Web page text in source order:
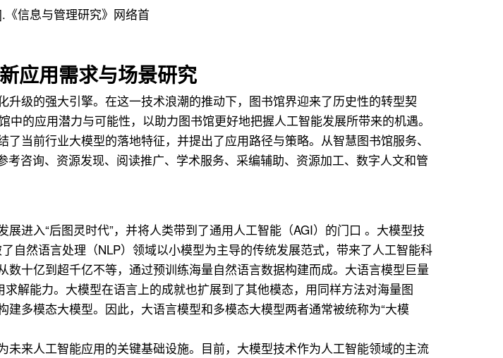
信息与管理研究》网络首
应用需求与场景研究
升级的强大引擎。在这一技术浪潮的推动下，图书馆界迎来了历史性的转型契
的应用潜力与可能性，以助力图书馆更好地把握人工智能发展所带来的机遇。
当前行业大模型的落地特征，并提出了应用路径与策略。从智慧图书馆服务、
咨询、资源发现、阅读推广、学术服务、采编辅助、资源加工、数字人文和管
进入“后图灵时代”，并将人类带到了通用人工智能（AGI）的门口 。大模型技
自然语言处理（NLP）领域以小模型为主导的传统发展范式，带来了人工智能科
十亿到超千亿不等，通过预训练海量自然语言数据构建而成。大语言模型巨量
解能力。大模型在语言上的成就也扩展到了其他模态，用同样方法对海量图
多模态大模型。因此，大语言模型和多模态大模型两者通常被统称为“大模
来人工智能应用的关键基础设施。目前，大模型技术作为人工智能领域的主流